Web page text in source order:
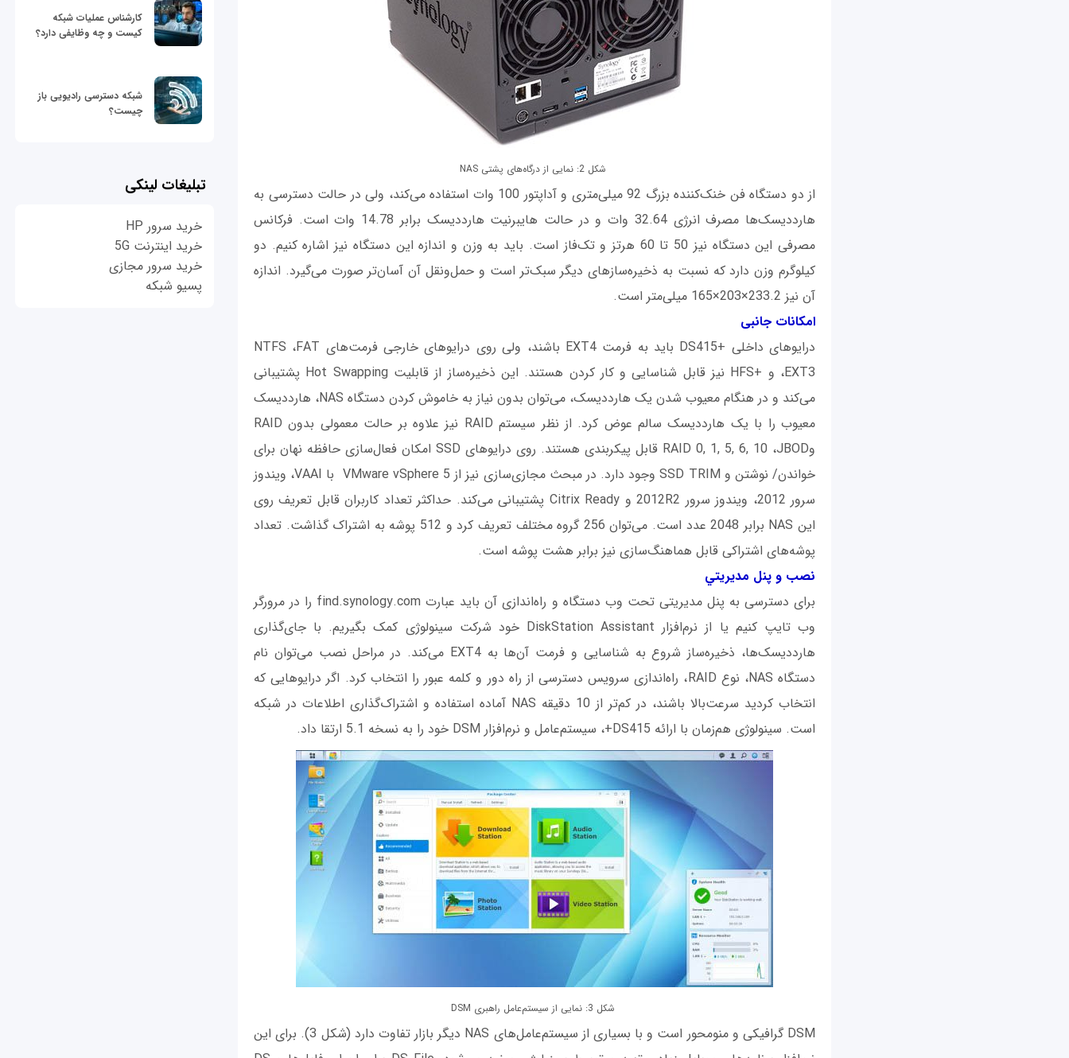
شكل 2: نمایی از درگاه‌های پشتی NAS
از دو دستگاه فن خنک‌کننده بزرگ 92 میلی‌متری و آداپتور 100 وات استفاده می‌کند، ولی در حالت دسترسی به
هارددیسک‌ها مصرف انرژی 32.64 وات و در حالت هایبرنیت هارددیسک برابر 14.78 وات است. فرکانس
مصرفی این دستگاه نیز 50 تا 60 هرتز و تک‌فاز است. باید به وزن و اندازه این دستگاه نیز اشاره‌ کنیم. دو
کیلوگرم وزن دارد که نسبت به ذخیره‌سازهای دیگر سبک‌تر است و حمل‌ونقل آن آسان‌تر صورت می‌گیرد. اندازه
آن نیز 233.2×203×165 میلی‌متر است.
امکانات جانبی
درایوهای داخلی +DS415 باید به فرمت EXT4 باشند، ولی روی درایوهای خارجی فرمت‌های NTFS ،FAT
،EXT3 و +HFS نیز قابل شناسایی و کار کردن هستند. این ذخیره‌ساز از قابلیت Hot Swapping پشتیبانی
می‌کند و در هنگام معیوب شدن یک هارددیسک، می‌توان بدون نیاز به خاموش کردن دستگاه NAS، هارددیسک
معیوب را با یک هارددیسک سالم عوض کرد. از نظر سیستم RAID نیز علاوه بر حالت معمولی بدون RAID
وRAID 0, 1, 5, 6, 10 ،JBOD قابل پیکربندی هستند. روی درایوهای SSD امکان فعال‌سازی حافظه نهان برای
خواندن/ نوشتن و SSD TRIM وجود دارد. در مبحث مجازی‌سازی نیز از VMware vSphere 5 با VAAI، ویندوز
سرور 2012، ویندوز سرور 2012R2 و Citrix Ready پشتیبانی می‌کند. حداکثر تعداد کاربران قابل تعریف روی
این NAS برابر 2048 عدد است. می‌توان 256 گروه مختلف تعریف کرد و 512 پوشه به اشتراک گذاشت. تعداد
پوشه‌های اشتراکی قابل هماهنگ‌سازی نیز برابر هشت پوشه است.
نصب و پنل مديريتي
برای دسترسی به پنل مدیریتی تحت وب دستگاه و راه‌اندازی آن باید عبارت find.synology.com را در مرورگر
وب تایپ کنیم یا از نرم‌افزار DiskStation Assistant خود شرکت سینولوژی کمک بگیریم. با جای‌گذاری
هارددیسک‌ها، ذخیره‌ساز شروع به شناسایی و فرمت آن‌ها به EXT4 می‌کند. در مراحل نصب می‌توان نام
دستگاه NAS، نوع RAID، راه‌اندازی سرویس دسترسی از راه دور و کلمه عبور را انتخاب کرد. اگر درایوهایی که
انتخاب کردید سرعت‌بالا باشند، در کم‌تر از 10 دقیقه NAS آماده استفاده و اشتراک‌گذاری اطلاعات در شبکه
است. سینولوژی هم‌زمان با ارائه DS415+، سیستم‌عامل و نرم‌افزار DSM خود را به نسخه 5.1 ارتقا داد.
شكل 3: نمایی از سیستم‌عامل راهبری DSM
DSM گرافیکی و منومحور است و با بسیاری از سیستم‌عامل‌های NAS دیگر بازار تفاوت دارد (شکل 3). برای این
کارشناس عملیات شبکه
کیست و چه وظایفی دارد؟
شبکه دسترسی رادیویی باز
چیست؟
تبلیغات لینکی
خرید سرور HP
خرید اینترنت 5G
خرید سرور مجازی
پسیو شبکه